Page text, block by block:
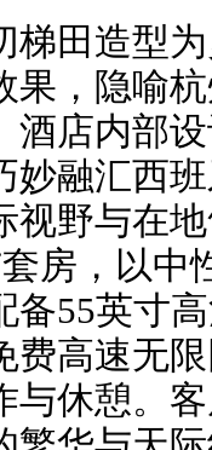
梯田造型
果，隐喻
酒店内部
妙融汇西
视野与在
房，以中
备55英寸
费高速无
与休憩。